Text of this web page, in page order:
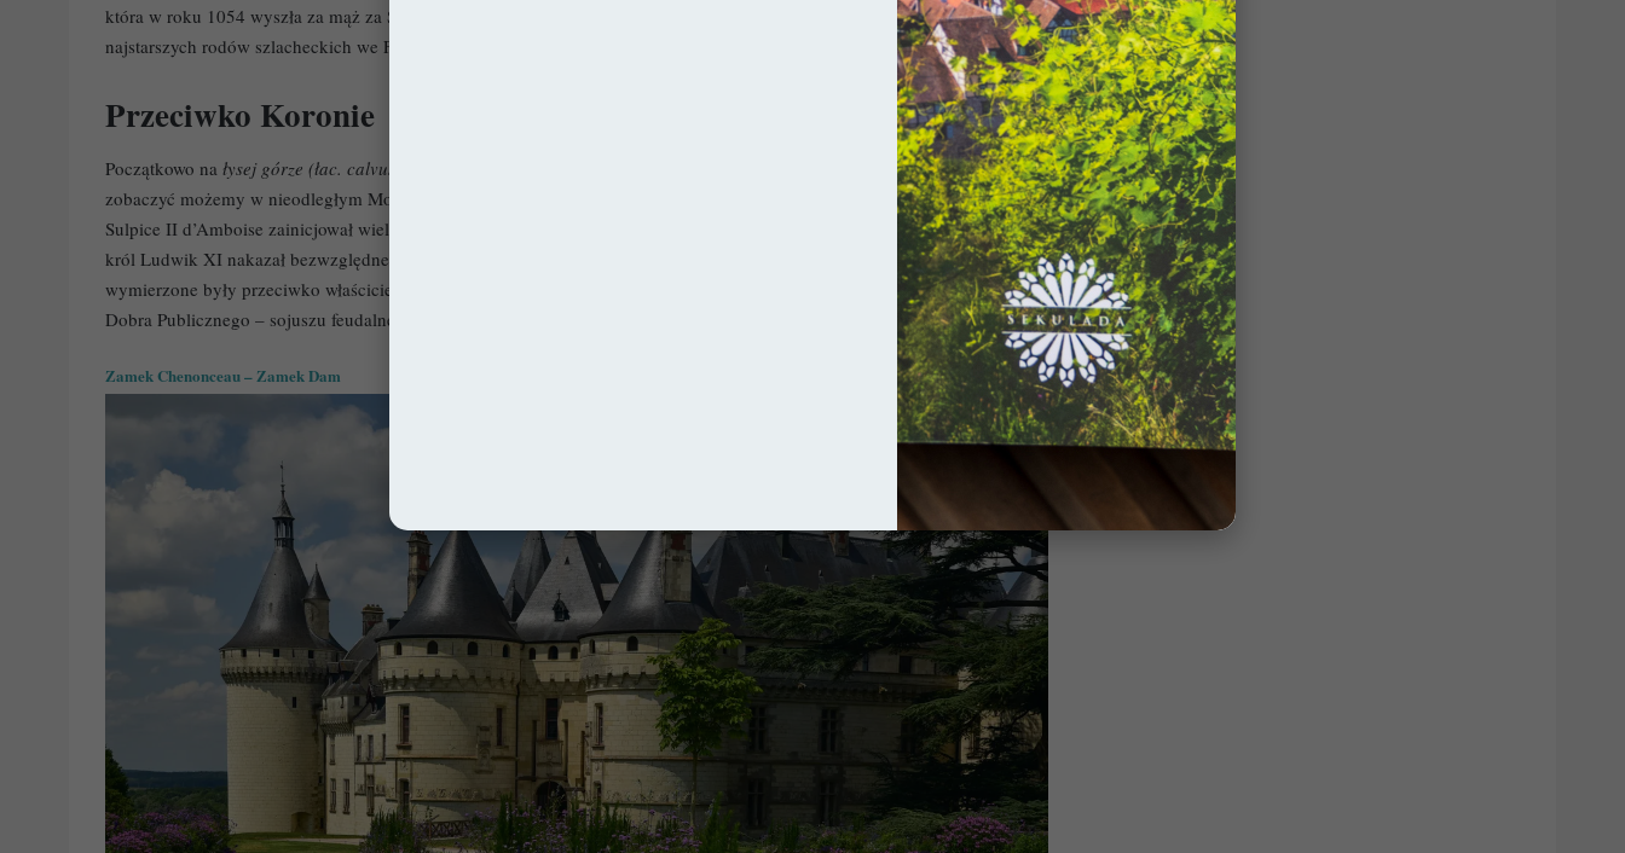
która w roku 1054 wyszła za mąż za Sulpice I d’Amboise. Tym sposobem też twierdza weszła w skład majątku jednego z
najstarszych rodów szlacheckich we Francji, w którego posiadaniu pozostawała przez cztery kolejne stulecia.
Przeciwko Koronie
Początkowo na łysej górze (łac. calvus mons,
, podobny do tego który dziś
zobaczyć możemy w nieodległym Montrichard. Kiedy jednak w XII wieku hrabia Blois – Tybald V zrównał go z ziemią,
Sulpice II d’Amboise zainicjował wielką odbudowę. Niestety także i jego wysiłki poszły na marne. Już w kolejnym stuleciu
król Ludwik XI nakazał bezwzględne zniszczenie posiadłości i przejęcie domeny Chaumont. Te dość ostre środki
wymierzone były przeciwko właścicielowi z linii Amboise-Chaumont, Pierreowi I. Wstąpił on bowiem do tak zwanej Ligii
Dobra Publicznego – sojuszu feudalnej szlachty z 1465 roku, wymierzonym przeciwko ekspansji Korony.
Zamek Chenonceau – Zamek Dam